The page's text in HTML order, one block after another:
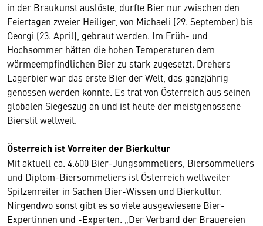
in der Braukunst auslöste, durfte Bier nur zwischen den
Feiertagen zweier Heiliger, von Michaeli (29. September) bis
Georgi (23. April), gebraut werden. Im Früh- und
Hochsommer hätten die hohen Temperaturen dem
wärmeempfindlichen Bier zu stark zugesetzt. Drehers
Lagerbier war das erste Bier der Welt, das ganzjährig
genossen werden konnte. Es trat von Österreich aus seinen
globalen Siegeszug an und ist heute der meistgenossene
Bierstil weltweit.
Österreich ist Vorreiter der Bierkultur
Mit aktuell ca. 4.600 Bier-Jungsommeliers, Biersommeliers
und Diplom-Biersommeliers ist Österreich weltweiter
Spitzenreiter in Sachen Bier-Wissen und Bierkultur.
Nirgendwo sonst gibt es so viele ausgewiesene Bier-
Expertinnen und -Experten. „Der Verband der Brauereien